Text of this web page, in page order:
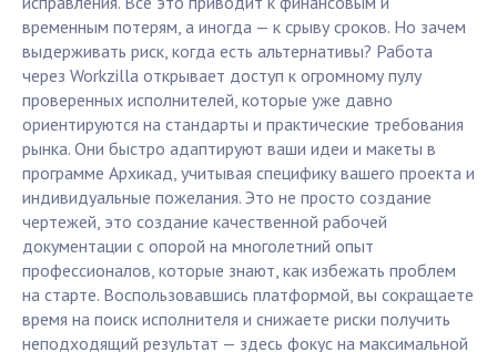
временным потерям, а иногда — к срыву сроков. Но зачем
выдерживать риск, когда есть альтернативы? Работа
через Workzilla открывает доступ к огромному пулу
проверенных исполнителей, которые уже давно
ориентируются на стандарты и практические требования
рынка. Они быстро адаптируют ваши идеи и макеты в
программе Архикад, учитывая специфику вашего проекта и
индивидуальные пожелания. Это не просто создание
чертежей, это создание качественной рабочей
документации с опорой на многолетний опыт
профессионалов, которые знают, как избежать проблем
на старте. Воспользовавшись платформой, вы сокращаете
время на поиск исполнителя и снижаете риски получить
неподходящий результат — здесь фокус на максимальной